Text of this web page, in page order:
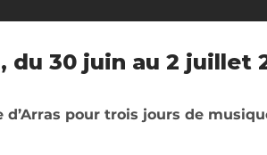
du 30 juin au 2 juillet
pour trois jours de